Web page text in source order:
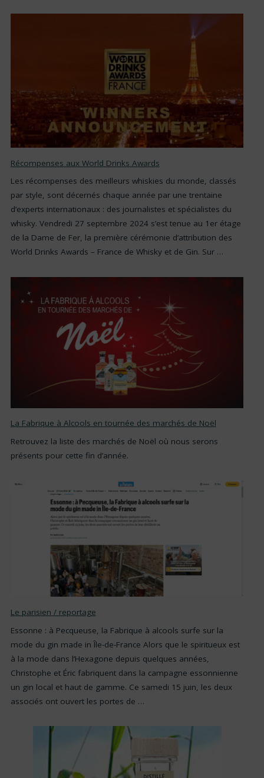
Récompenses aux World Drinks Awards
Les récompenses des meilleurs whiskies du monde, classés
par style, sont décernés chaque année par une trentaine
d’experts internationaux : des journalistes et spécialistes du
whisky. Vendredi 27 septembre 2024 s’est tenue au 1er étage
de la Dame de Fer, la première cérémonie d’attribution des
World Drinks Awards – France de Whisky et de Gin. Sur …
La Fabrique à Alcools en tournée des marchés de Noël
Retrouvez la liste des marchés de Noël où nous serons
présents pour cette fin d’année.
Le parisien / reportage
Essonne : à Pecqueuse, la Fabrique à alcools surfe sur la
mode du gin made in Île-de-France Alors que le spiritueux est
à la mode dans l’Hexagone depuis quelques années,
Christophe et Éric fabriquent dans la campagne essonnienne
un gin local et haut de gamme. Ce samedi 15 juin, les deux
associés ont ouvert les portes de …